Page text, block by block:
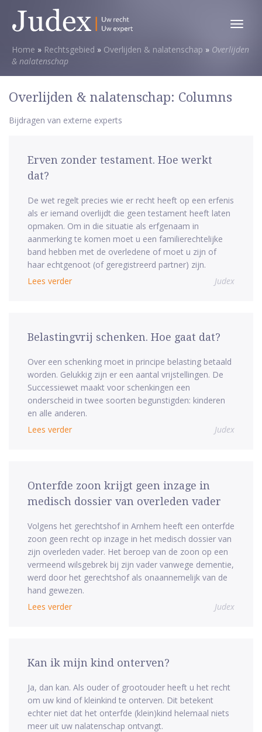
Toggle
Home » Rechtsgebied » Overlijden & nalatenschap » Overlijden
& nalatenschap
Overlijden & nalatenschap: Columns
Bijdragen van externe experts
Erven zonder testament. Hoe werkt
dat?
De wet regelt precies wie er recht heeft op een erfenis
als er iemand overlijdt die geen testament heeft laten
opmaken. Om in die situatie als erfgenaam in
aanmerking te komen moet u een familierechtelijke
band hebben met de overledene of moet u zijn of
haar echtgenoot (of geregistreerd partner) zijn.
Lees verder
Judex
Belastingvrij schenken. Hoe gaat dat?
Over een schenking moet in principe belasting betaald
worden. Gelukkig zijn er een aantal vrijstellingen. De
Successiewet maakt voor schenkingen een
onderscheid in twee soorten begunstigden: kinderen
en alle anderen.
Lees verder
Judex
Onterfde zoon krijgt geen inzage in
medisch dossier van overleden vader
Volgens het gerechtshof in Arnhem heeft een onterfde
zoon geen recht op inzage in het medisch dossier van
zijn overleden vader. Het beroep van de zoon op een
vermeend wilsgebrek bij zijn vader vanwege dementie,
werd door het gerechtshof als onaannemelijk van de
hand gewezen.
Lees verder
Judex
Kan ik mijn kind onterven?
Ja, dan kan. Als ouder of grootouder heeft u het recht
om uw kind of kleinkind te onterven. Dit betekent
echter niet dat het onterfde (klein)kind helemaal niets
meer uit uw nalatenschap ontvangt.